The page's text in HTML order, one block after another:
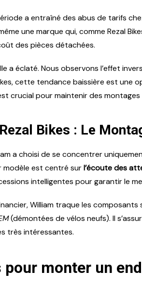
a entraîné des abus de tarifs
une marque qui, comme Rezal
des pièces détachées.
a éclaté. Nous observons l’effet
cette tendance baissière est une
crucial pour maintenir des
Bikes : Le
a choisi de se concentrer
modèle est centré surl’écoute des
intelligentes pour garantir le
William traque les
(démontées de vélos neufs). Il
très intéressantes.
pour monter un